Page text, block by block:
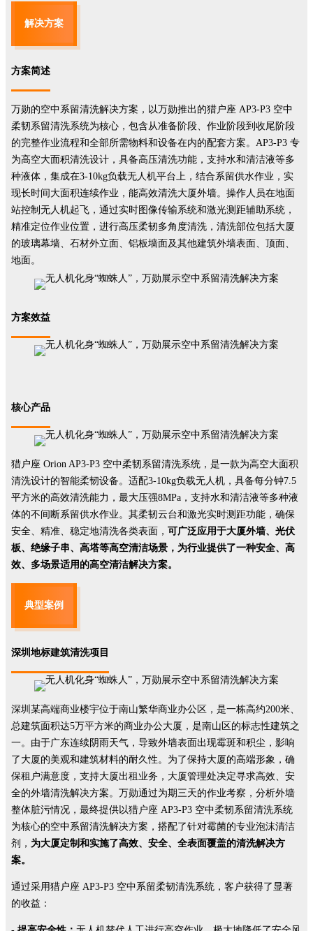
解决方案
方案简述
万勋的空中系留清洗解决方案，以万勋推出的猎户座 AP3-P3 空中
柔韧系留清洗系统为核心，包含从准备阶段、作业阶段到收尾阶段
的完整作业流程和全部所需物料和设备在内的配套方案。AP3-P3 专
为高空大面积清洗设计，具备高压清洗功能，支持水和清洁液等多
种液体，集成在3-10kg负载无人机平台上，结合系留供水作业，实
现长时间大面积连续作业，能高效清洗大厦外墙。操作人员在地面
站控制无人机起飞，通过实时图像传输系统和激光测距辅助系统，
精准定位作业位置，进行高压柔韧多角度清洗，清洗部位包括大厦
的玻璃幕墙、石材外立面、铝板墙面及其他建筑外墙表面、顶面、
地面。
方案效益
核心产品
猎户座 Orion AP3-P3 空中柔韧系留清洗系统，是一款为高空大面积
清洗设计的智能柔韧设备。适配3-10kg负载无人机，具备每分钟7.5
平方米的高效清洗能力，最大压强8MPa，支持水和清洁液等多种液
体的不间断系留供水作业。其柔韧云台和激光实时测距功能，确保
安全、精准、稳定地清洗各类表面， 可广泛应用于大厦外墙、光伏
板、绝缘子串、高塔等高空清洁场景，为行业提供了一种安全、高
效、多场景适用的高空清洁解决方案。
典型案例
深圳地标建筑清洗项目
深圳某高端商业楼宇位于南山繁华商业办公区，是一栋高约200米、
总建筑面积达5万平方米的商业办公大厦，是南山区的标志性建筑之
一。由于广东连续阴雨天气，导致外墙表面出现霉斑和积尘，影响
了大厦的美观和建筑材料的耐久性。为了保持大厦的高端形象，确
保租户满意度，支持大厦出租业务，大厦管理处决定寻求高效、安
全的外墙清洗解决方案。万勋通过为期三天的作业考察，分析外墙
整体脏污情况，最终提供以猎户座 AP3-P3 空中柔韧系留清洗系统
为核心的空中系留清洗解决方案，搭配了针对霉菌的专业泡沫清洁
剂， 为大厦定制和实施了高效、安全、全表面覆盖的清洗解决方
案。
通过采用猎户座 AP3-P3 空中系留柔韧清洗系统，客户获得了显著
的收益：